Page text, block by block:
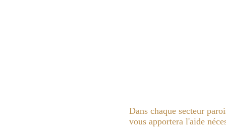
Dans chaque secteur
vous apportera l'aide